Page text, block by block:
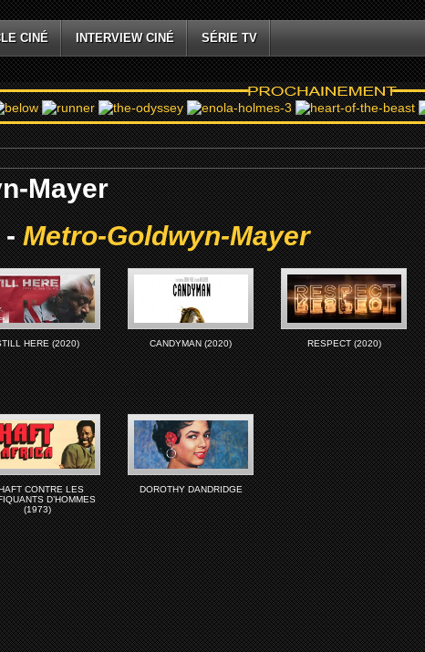
CINÉ INTERVIEW CINÉ SÉRIE TV
Mayer
-Metro-Goldwyn-Mayer
HERE (2020) CANDYMAN (2020) RESPECT (2020)
CONTRE LES
D’HOMMES
(1973)
DOROTHY DANDRIDGE